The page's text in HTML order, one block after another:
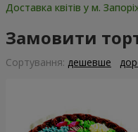
Доставка квітів у м.
Замовити
Сортування: дешевше